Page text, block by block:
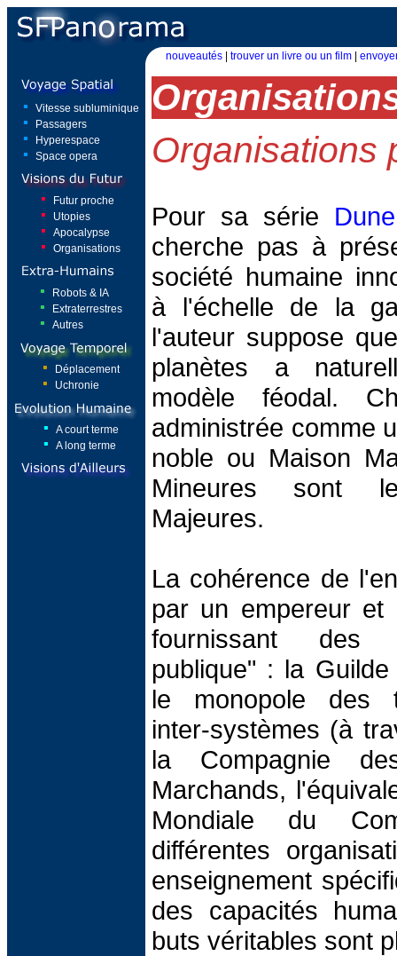
nouveautés trouver un livre ou un film
Vitesse subluminique
Passagers
Hyperespace
Space opera
Futur proche
Utopies
Apocalypse
Organisations
Robots & IA
Extraterrestres
Autres
Déplacement
Uchronie
A court terme
A long terme
Organisations
Pour sa série Dune
cherche pas à
société humaine
à l'échelle de la
l'auteur suppose
planètes a
modèle féodal.
administrée comme
noble ou Maison
Mineures sont
Majeures.
La cohérence de
par un empereur et
fournissant des
publique" : la
le monopole des
inter-systèmes (à
la Compagnie
Marchands,
Mondiale du
différentes
enseignement
des capacités
buts véritables sont